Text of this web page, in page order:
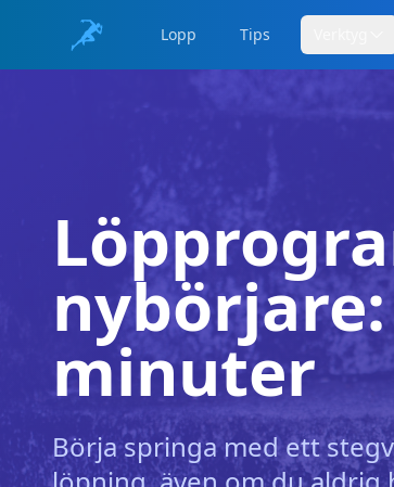
Lopp Tips
minuter
Börja springa med ett